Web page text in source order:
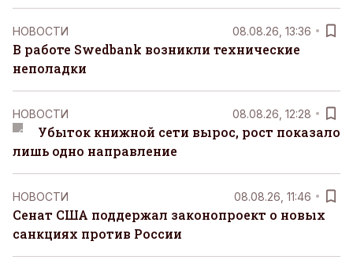
НОВОСТИ 08.08.26, 13:36
В работе Swedbank возникли технические
неполадки
НОВОСТИ 08.08.26, 12:28
Убыток книжной сети вырос, рост показало
лишь одно направление
НОВОСТИ 08.08.26, 11:46
Сенат США поддержал законопроект о новых
санкциях против России